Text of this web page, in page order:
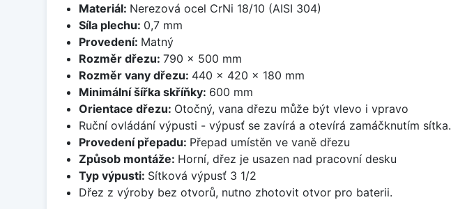
Materiál: Nerezová ocel CrNi 18/10 (AISI 304)
Síla plechu: 0,7 mm
Provedení: Matný
Rozměr dřezu: 790 x 500 mm
Rozměr vany dřezu: 440 x 420 x 180 mm
Minimální šířka skříňky: 600 mm
Orientace dřezu: Otočný, vana dřezu může být vlevo i vpravo
Ruční ovládání výpusti - výpusť se zavírá a otevírá zamáčknutím sítka.
Provedení přepadu: Přepad umístěn ve vaně dřezu
Způsob montáže: Horní, dřez je usazen nad pracovní desku
Typ výpusti: Sítková výpusť 3 1/2
Dřez z výroby bez otvorů, nutno zhotovit otvor pro baterii.